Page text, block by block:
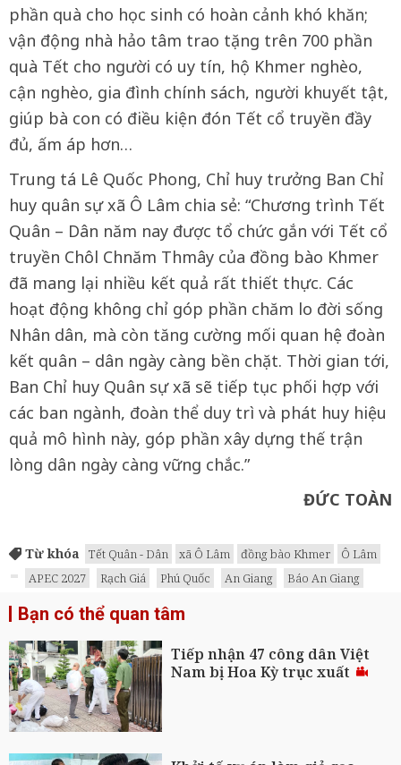
phần quà cho học sinh có hoàn cảnh khó khăn;
vận động nhà hảo tâm trao tặng trên 700 phần
quà Tết cho người có uy tín, hộ Khmer nghèo,
cận nghèo, gia đình chính sách, người khuyết tật,
giúp bà con có điều kiện đón Tết cổ truyền đầy
đủ, ấm áp hơn…
Trung tá Lê Quốc Phong, Chỉ huy trưởng Ban Chỉ
huy quân sự xã Ô Lâm chia sẻ: “Chương trình Tết
Quân – Dân năm nay được tổ chức gắn với Tết cổ
truyền Chôl Chnăm Thmây của đồng bào Khmer
đã mang lại nhiều kết quả rất thiết thực. Các
hoạt động không chỉ góp phần chăm lo đời sống
Nhân dân, mà còn tăng cường mối quan hệ đoàn
kết quân – dân ngày càng bền chặt. Thời gian tới,
Ban Chỉ huy Quân sự xã sẽ tiếp tục phối hợp với
các ban ngành, đoàn thể duy trì và phát huy hiệu
quả mô hình này, góp phần xây dựng thế trận
lòng dân ngày càng vững chắc.”
ĐỨC TOÀN
Từ khóa Tết Quân - Dân xã Ô Lâm đồng bào Khmer
Ô Lâm
APEC 2027
Rạch Giá Phú Quốc An Giang Báo An Giang
Bạn có thể quan tâm
Tiếp nhận 47 công dân Việt
Nam bị Hoa Kỳ trục xuất